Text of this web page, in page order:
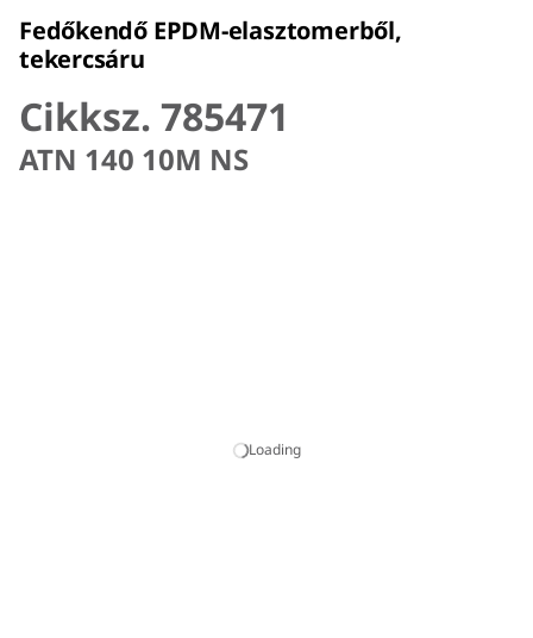
Fedőkendő EPDM-elasztomerből,
tekercsáru
Cikksz. 785471
ATN 140 10M NS
Loading